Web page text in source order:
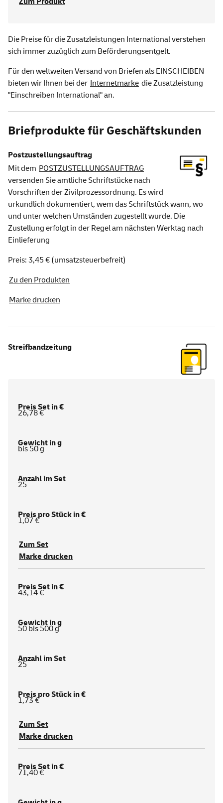
Die Preise für die Zusatzleistungen International verstehen
sich immer zuzüglich zum Beförderungsentgelt.
Für den weltweiten Versand von Briefen als EINSCHEIBEN
bieten wir Ihnen bei der Internetmarke die Zusatzleistung
"Einschreiben International" an.
Briefprodukte für Geschäftskunden
Postzustellungsauftrag
Mit dem POSTZUSTELLUNGSAUFTRAG
versenden Sie amtliche Schriftstücke nach
Vorschriften der Zivilprozessordnung. Es wird
urkundlich dokumentiert, wem das Schriftstück wann, wo
und unter welchen Umständen zugestellt wurde. Die
Zustellung erfolgt in der Regel am nächsten Werktag nach
Einlieferung
Preis: 3,45 € (umsatzsteuerbefreit)
Zu den Produkten
Marke drucken
Streifbandzeitung
26,78 €
bis 50 g
25
1,07 €
Zum Set
Marke drucken
43,14 €
50 bis 500 g
25
1,73 €
Zum Set
Marke drucken
71,40 €